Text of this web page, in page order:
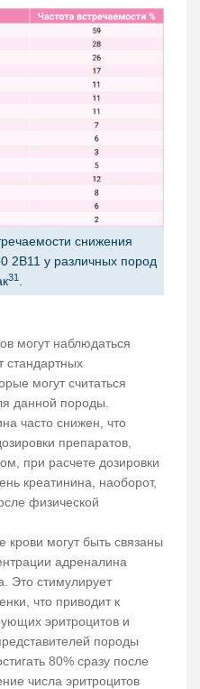
снижения
2В11 у различных пород
31.
могут наблюдаться
стандартных
могут считаться
данной породы.
часто снижен, что
препаратов,
при расчете дозировки
креатинина, наоборот,
физической
могут быть связаны
адреналина
Это стимулирует
что приводит к
эритроцитов и
породы
80% сразу после
числа эритроцитов